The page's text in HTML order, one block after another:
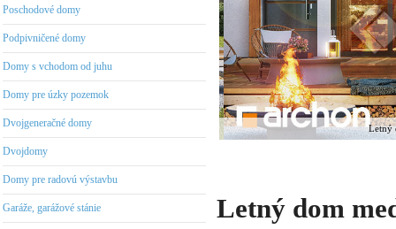
Poschodové domy
Podpivničené domy
Domy s vchodom od juhu
Domy pre úzky pozemok
Dvojgeneračné domy
Dvojdomy
Domy pre radovú výstavbu
Garáže, garážové stánie
Letný
Letný dom